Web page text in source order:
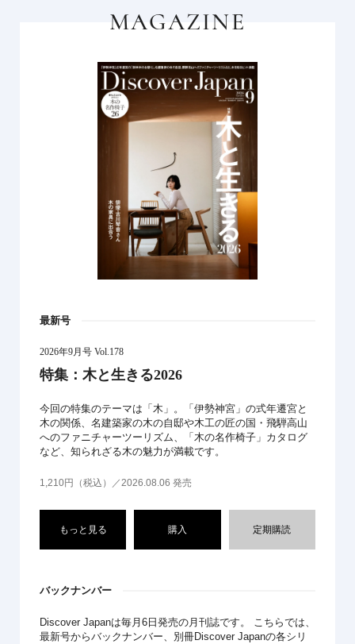
MAGAZINE
最新号
2026年9月号 Vol.178
特集：木と生きる2026
今回の特集のテーマは「木」。「伊勢神宮」の式年遷宮と
木の関係、名建築家の木の自邸や木工の匠の国・飛騨高山
へのファニチャーツーリズム、「木の名作椅子」カタログ
など、知られざる木の魅力が満載です。
1,210円（税込）／2026.08.06 発売
もっと見る 購入 定期購読
バックナンバー
Discover Japanは毎月6日発売の月刊誌です。 こちらでは、
最新号からバックナンバー、別冊Discover Japanの各シリ